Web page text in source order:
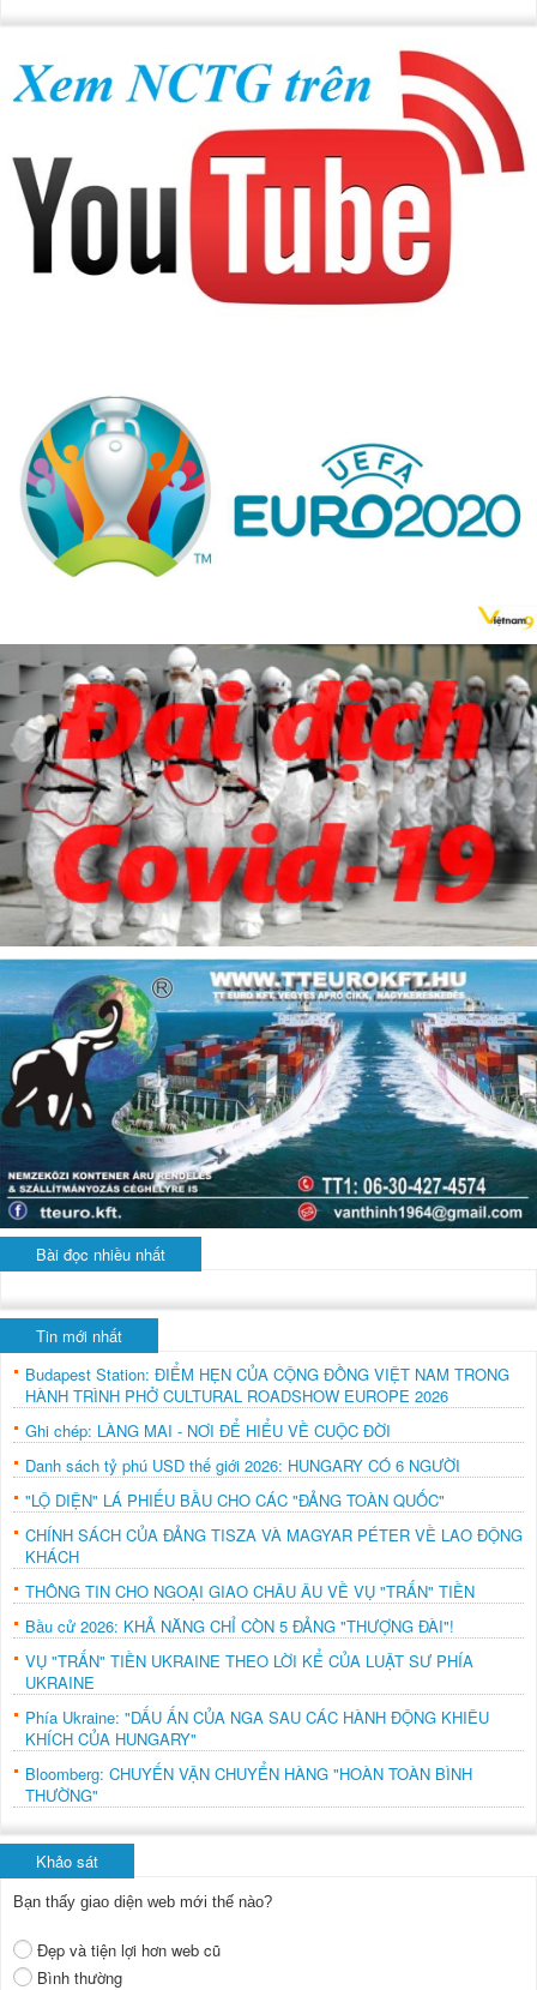
Bài đọc nhiều nhất
Tin mới nhất
Budapest Station: ĐIỂM HẸN CỦA CỘNG ĐỒNG VIỆT NAM TRONG
HÀNH TRÌNH PHỞ CULTURAL ROADSHOW EUROPE 2026
Ghi chép: LÀNG MAI - NƠI ĐỂ HIỂU VỀ CUỘC ĐỜI
Danh sách tỷ phú USD thế giới 2026: HUNGARY CÓ 6 NGƯỜI
"LỘ DIỆN" LÁ PHIẾU BẦU CHO CÁC "ĐẢNG TOÀN QUỐC"
CHÍNH SÁCH CỦA ĐẢNG TISZA VÀ MAGYAR PÉTER VỀ LAO ĐỘNG
KHÁCH
THÔNG TIN CHO NGOẠI GIAO CHÂU ÂU VỀ VỤ "TRẤN" TIỀN
Bầu cử 2026: KHẢ NĂNG CHỈ CÒN 5 ĐẢNG "THƯỢNG ĐÀI"!
VỤ "TRẤN" TIỀN UKRAINE THEO LỜI KỂ CỦA LUẬT SƯ PHÍA
UKRAINE
Phía Ukraine: "DẤU ẤN CỦA NGA SAU CÁC HÀNH ĐỘNG KHIÊU
KHÍCH CỦA HUNGARY"
Bloomberg: CHUYẾN VẬN CHUYỂN HÀNG "HOÀN TOÀN BÌNH
THƯỜNG"
Khảo sát
Bạn thấy giao diện web mới thế nào?
Đẹp và tiện lợi hơn web cũ
Bình thường